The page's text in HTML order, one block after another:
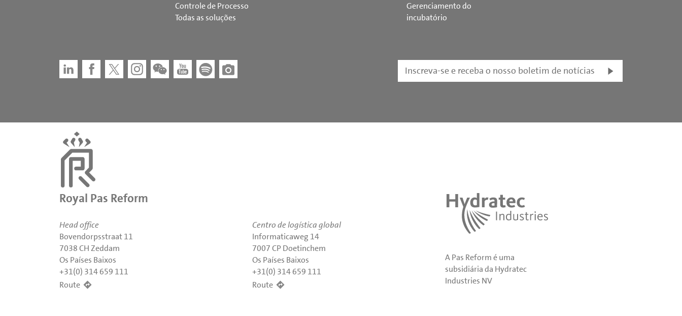
Controle de Processo
Todas as soluções
Gerenciamento do
incubatório
Inscreva-se e receba o nosso boletim de notícias
Royal Pas Reform
Head office
Bovendorpsstraat 11
7038 CH Zeddam
Os Países Baixos
+31(0) 314 659 111
Route
Centro de logística global
Informaticaweg 14
7007 CP Doetinchem
Os Países Baixos
+31(0) 314 659 111
Route
A Pas Reform é uma
subsidiária da Hydratec
Industries NV